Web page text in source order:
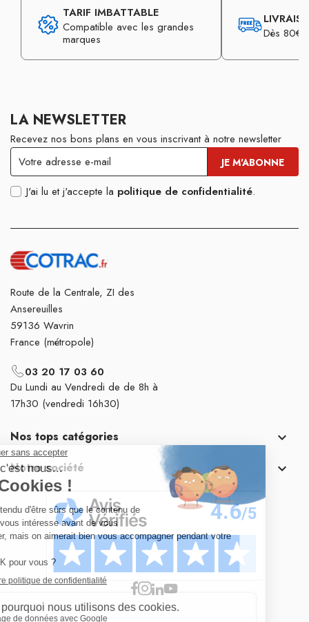
TARIF IMBATTABLE
Compatible avec les grandes
marques
Dès 80€
LA NEWSLETTER
Recevez nos bons plans en vous inscrivant à notre newsletter
J'ai lu et j'accepte la politique de confidentialité.
Route de la Centrale, ZI des
Ansereuilles
59136 Wavrin
France (métropole)
03 20 17 03 60
Du Lundi au Vendredi de de 8h à
17h30 (vendredi 16h30)
Nos tops catégories 
Notre société 